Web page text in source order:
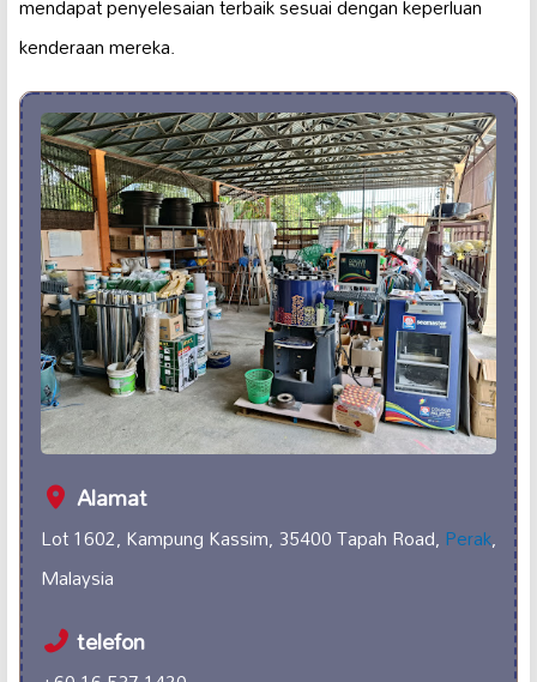
kenderaan mereka.
Alamat
Lot 1602, Kampung Kassim, 35400 Tapah Road,Perak,
Malaysia
telefon